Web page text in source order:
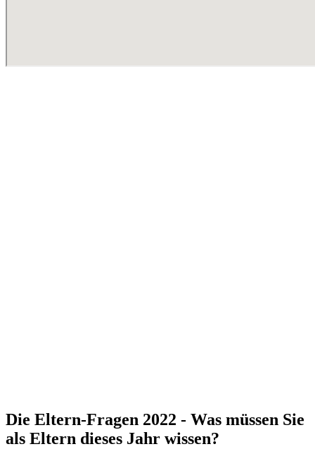
Die Eltern-Fragen 2022 - Was müssen Sie
als Eltern dieses Jahr wissen?